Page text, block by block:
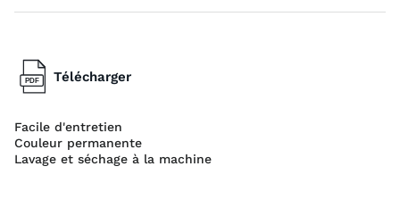
Télécharger
Facile d'entretien
Couleur permanente
Lavage et séchage à la machine